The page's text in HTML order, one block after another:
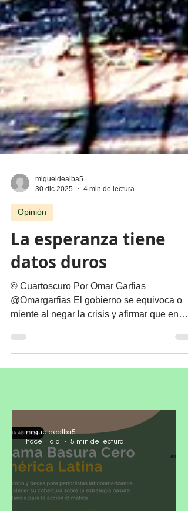
migueldealba5
4 min de lectura
Opinión
La esperanza tiene
datos duros
@Omargarfias El gobierno se equivoca o
miente al negar la crisis y afirmar que en
Sinaloa sólo se viven episodios pasajeros
que Sinaloa padece una crisis sostenida
sangra la economía, la salud, el patrimonio
la vida de sus habitantes. Con negarla no
va a solucionar. En los últimos 16 meses no
ha vuelto al número de asesinatos,
secuestros y robos de vehí
migueldealba5
hace 1 día
5 min de lectura